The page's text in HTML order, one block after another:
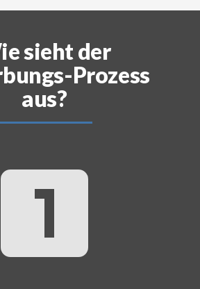
sieht der
Prozess
aus?